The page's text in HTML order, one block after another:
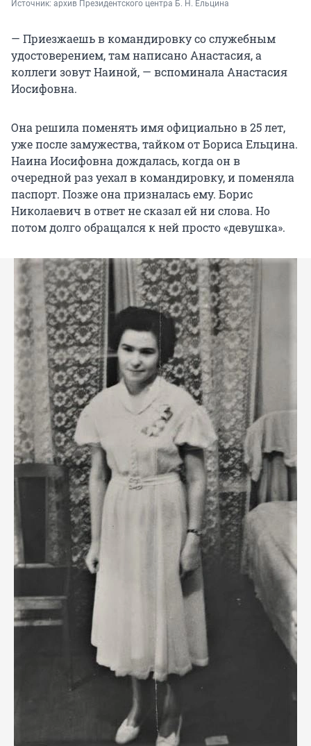
Источник: архив Президентского центра Б. Н. Ельцина
— Приезжаешь в командировку со служебным
удостоверением, там написано Анастасия, а
коллеги зовут Наиной, — вспоминала Анастасия
Иосифовна.
Она решила поменять имя официально в 25 лет,
уже после замужества, тайком от Бориса Ельцина.
Наина Иосифовна дождалась, когда он в
очередной раз уехал в командировку, и поменяла
паспорт. Позже она призналась ему. Борис
Николаевич в ответ не сказал ей ни слова. Но
потом долго обращался к ней просто «девушка».